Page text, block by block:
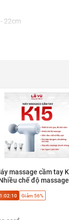
22cm
massage cầm tay
chế độ
đau mỏi cơ hiệu
Giảm 56%